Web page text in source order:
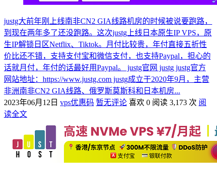
justg大前年刚上线南非CN2 GIA线路机房的时候被说要跑路，
到现在两年多了还没跑路。这次justg上线日本原生IP VPS，原
生IP解锁日区Netflix、Tiktok。月付比较贵，年付直接五折性
价比还不错，支持支付宝和微信支付，也支持Paypal，担心的
话就月付，年付的话最好用Paypal。 justg官网 justg justg官方
网站地址：https://www.justg.com justg成立于2020年9月，主营
非洲南非CN2 GIA线路、俄罗斯莫斯科和日本机房...
2023年06月12日 vps优惠码 暂无评论 喜欢 0 阅读 3,173 次 阅
读全文